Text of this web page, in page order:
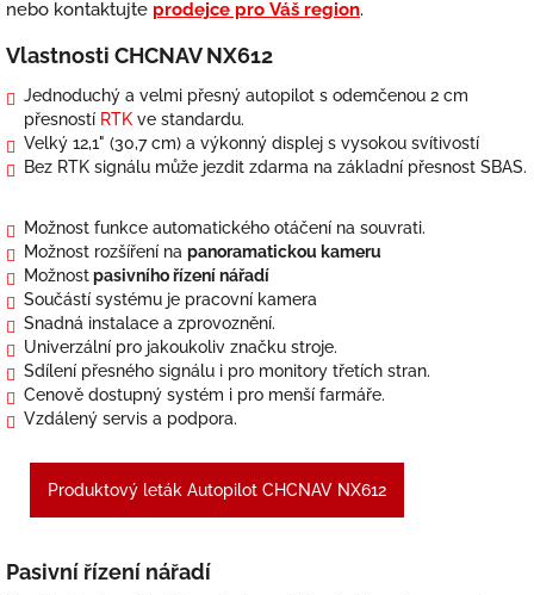
nebo kontaktujte prodejce pro Váš region.
Vlastnosti CHCNAV NX612
Jednoduchý a velmi přesný autopilot s odemčenou 2 cm
přesností RTK ve standardu.
Velký 12,1" (30,7 cm) a výkonný displej s vysokou svítivostí
Bez RTK signálu může jezdit zdarma na základní přesnost SBAS.
Možnost funkce automatického otáčení na souvrati.
Možnost rozšíření na panoramatickou kameru
Možnostpasivního řízení nářadí
Součástí systému je pracovní kamera
Snadná instalace a zprovoznění.
Univerzální pro jakoukoliv značku stroje.
Sdílení přesného signálu i pro monitory třetích stran.
Cenově dostupný systém i pro menší farmáře.
Vzdálený servis a podpora.
Produktový leták Autopilot CHCNAV NX612
Pasivní řízení nářadí